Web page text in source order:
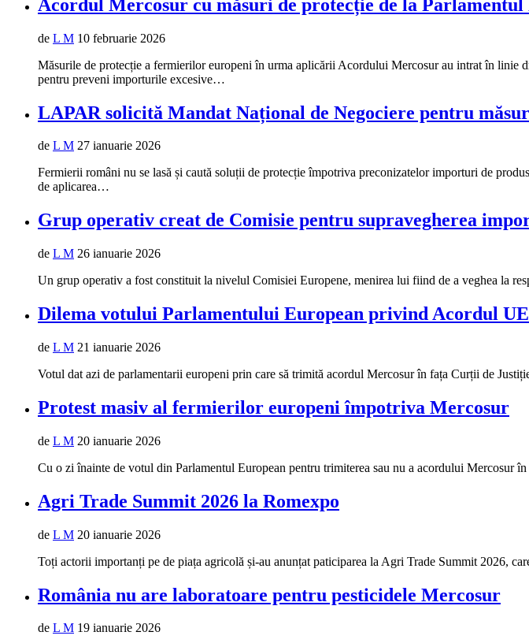
Acordul Mercosur cu măsuri de protecție de la Parlamentul
de L M 10 februarie 2026
Măsurile de protecție a fermierilor europeni în urma aplicării Acordului Mercosur au intrat în linie
pentru preveni importurile excesive…
LAPAR solicită Mandat Național de Negociere pentru
de L M 27 ianuarie 2026
Fermierii români nu se lasă și caută soluții de protecție împotriva preconizatelor importuri de
de aplicarea…
Grup operativ creat de Comisie pentru supravegherea
de L M 26 ianuarie 2026
Un grup operativ a fost constituit la nivelul Comisiei Europene, menirea lui fiind de a veghea la
Dilema votului Parlamentului European privind Acordul
de L M 21 ianuarie 2026
Votul dat azi de parlamentarii europeni prin care să trimită acordul Mercosur în fața Curții de
Protest masiv al fermierilor europeni împotriva Mercosur
de L M 20 ianuarie 2026
Cu o zi înainte de votul din Parlamentul European pentru trimiterea sau nu a acordului
Agri Trade Summit 2026 la Romexpo
de L M 20 ianuarie 2026
Toți actorii importanți pe de piața agricolă și-au anunțat paticiparea la Agri Trade Summit 2026,
România nu are laboratoare pentru pesticidele Mercosur
de L M 19 ianuarie 2026